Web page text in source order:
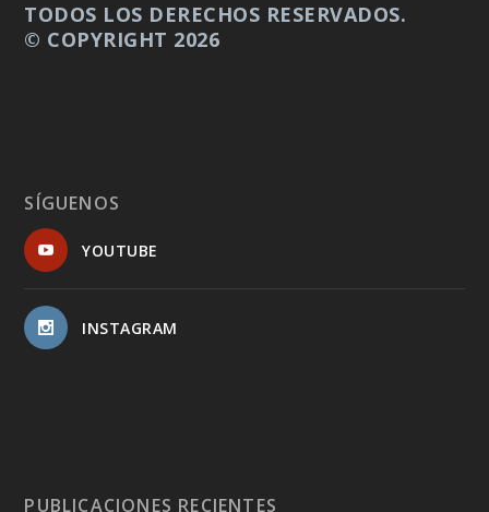
TODOS LOS DERECHOS RESERVADOS.
© COPYRIGHT 2026
SÍGUENOS
YOUTUBE
INSTAGRAM
PUBLICACIONES RECIENTES